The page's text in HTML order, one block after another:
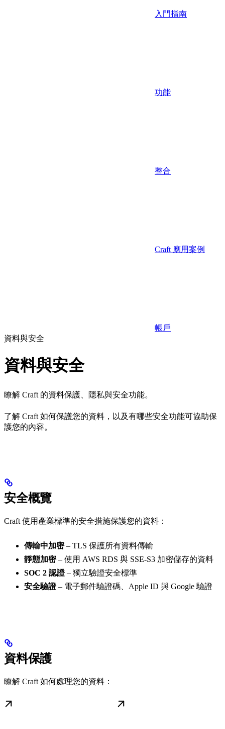
入門指南
功能
整合
Craft 應用案例
帳戶
資料與安全
資料與安全
瞭解 Craft 的資料保護、隱私與安全功能。
了解 Craft 如何保護您的資料，以及有哪些安全功能可協助保
護您的內容。
安全概覽
Craft 使用產業標準的安全措施保護您的資料：
傳輸中加密– TLS 保護所有資料傳輸
靜態加密– 使用 AWS RDS 與 SSE-S3 加密儲存的資料
SOC 2 認證– 獨立驗證安全標準
安全驗證– 電子郵件驗證碼、Apple ID 與 Google 驗證
資料保護
瞭解 Craft 如何處理您的資料：